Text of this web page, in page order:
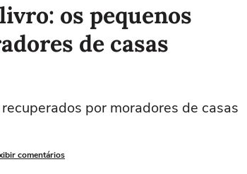
os pequenos
de casas
por moradores de casas
comentários